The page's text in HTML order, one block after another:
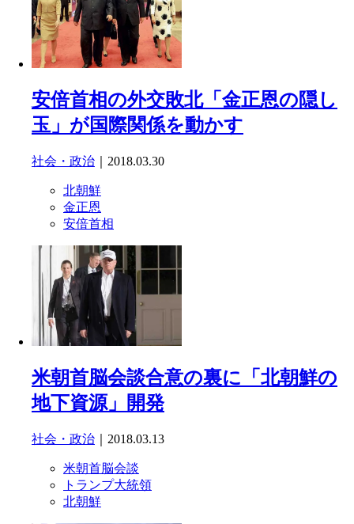
安倍首相の外交敗北「金正恩の隠し
玉」が国際関係を動かす
社会・政治 ｜2018.03.30
北朝鮮
金正恩
安倍首相
米朝首脳会談合意の裏に「北朝鮮の
地下資源」開発
社会・政治 ｜2018.03.13
米朝首脳会談
トランプ大統領
北朝鮮